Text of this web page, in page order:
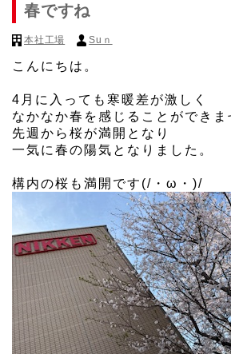
春ですね
本社工場 Suｎ
こんにちは。
4月に入っても寒暖差が激しく
なかなか春を感じることができま
先週から桜が満開となり
一気に春の陽気となりました。
構内の桜も満開です(/・ω・)/